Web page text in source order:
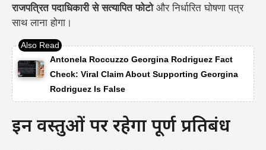
राजपत्रित पदाधिकारी से सत्यापित फोटोऔर निर्धारित घोषणा पत्र
साथ लाना होगा।
Antonela Roccuzzo Georgina Rodriguez Fact
Check: Viral Claim About Supporting Georgina
Rodriguez Is False
इन वस्तुओं पर रहेगा पूर्ण प्रतिबंध